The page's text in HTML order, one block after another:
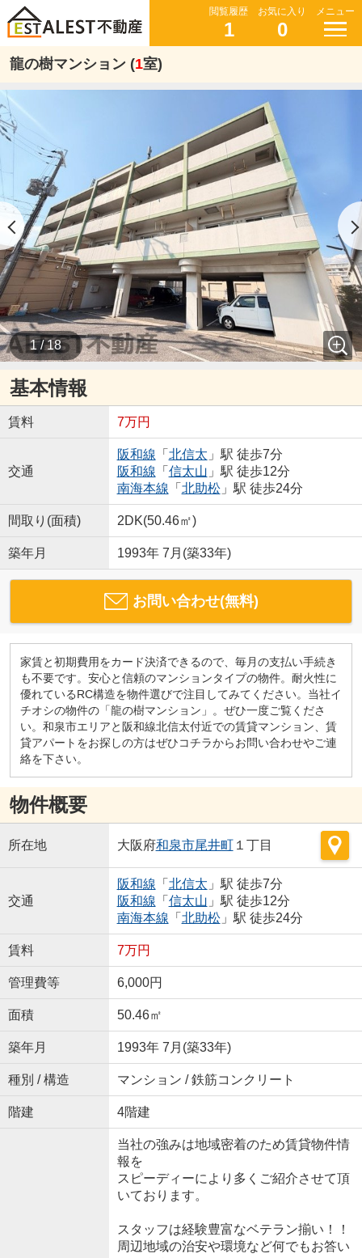
閲覧履歴
1
お気に入り
0
メニュー
龍の樹マンション (1室)
1 / 18
基本情報
賃料 7万円
交通
阪和線 「 北信太 」駅 徒歩7分
阪和線 「 信太山 」駅 徒歩12分
南海本線 「 北助松」駅 徒歩24分
間取り(面積) 2DK(50.46㎡)
築年月 1993年 7月(築33年)
お問い合わせ(無料)
家賃と初期費用をカード決済できるので、毎月の支払い手続き
も不要です。安心と信頼のマンションタイプの物件。耐火性に
優れているRC構造を物件選びで注目してみてください。当社イ
チオシの物件の「龍の樹マンション」。ぜひ一度ご覧くださ
い。和泉市エリアと阪和線北信太付近での賃貸マンション、賃
貸アパートをお探しの方はぜひコチラからお問い合わせやご連
絡を下さい。
物件概要
所在地 大阪府和泉市尾井町１丁目
交通
阪和線 「 北信太 」駅 徒歩7分
阪和線 「 信太山 」駅 徒歩12分
南海本線 「 北助松」駅 徒歩24分
賃料 7万円
管理費等 6,000円
面積 50.46㎡
築年月 1993年 7月(築33年)
種別 / 構造 マンション / 鉄筋コンクリート
階建 4階建
当社の強みは地域密着のため賃貸物件情
報を
スピーディーにより多くご紹介させて頂
いております。
スタッフは経験豊富なベテラン揃い！！
周辺地域の治安や環境など何でもお答い